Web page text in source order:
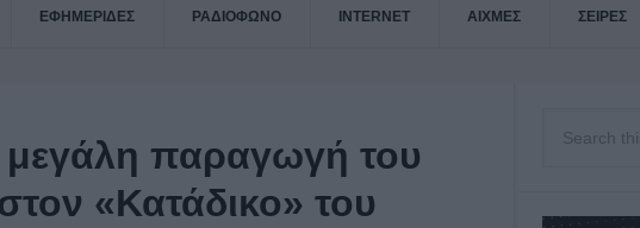
ΕΦΗΜΕΡΙΔΕΣ ΡΑΔΙΟΦΩΝΟ INTERNET ΑΙΧΜΕΣ ΣΕΙΡΕΣ
παραγωγή του
«Κατάδικο» του